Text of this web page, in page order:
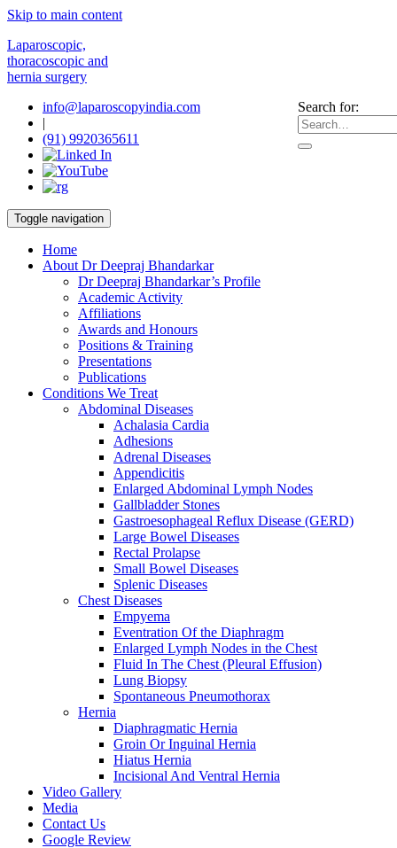
Skip to main content
Laparoscopic,
thoracoscopic and
hernia surgery
Search for:
info@laparoscopyindia.com
|
(91) 9920365611
Toggle navigation
Home
About Dr Deepraj Bhandarkar
Dr Deepraj Bhandarkar’s Profile
Academic Activity
Affiliations
Awards and Honours
Positions & Training
Presentations
Publications
Conditions We Treat
Abdominal Diseases
Achalasia Cardia
Adhesions
Adrenal Diseases
Appendicitis
Enlarged Abdominal Lymph Nodes
Gallbladder Stones
Gastroesophageal Reflux Disease (GERD)
Large Bowel Diseases
Rectal Prolapse
Small Bowel Diseases
Splenic Diseases
Chest Diseases
Empyema
Eventration Of the Diaphragm
Enlarged Lymph Nodes in the Chest
Fluid In The Chest (Pleural Effusion)
Lung Biopsy
Spontaneous Pneumothorax
Hernia
Diaphragmatic Hernia
Groin Or Inguinal Hernia
Hiatus Hernia
Incisional And Ventral Hernia
Video Gallery
Media
Contact Us
Google Review